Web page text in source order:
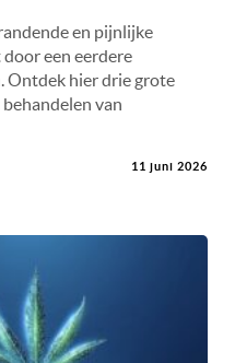
en pijnlijke
een eerdere
Ontdek hier drie grote
van
11 juni 2026